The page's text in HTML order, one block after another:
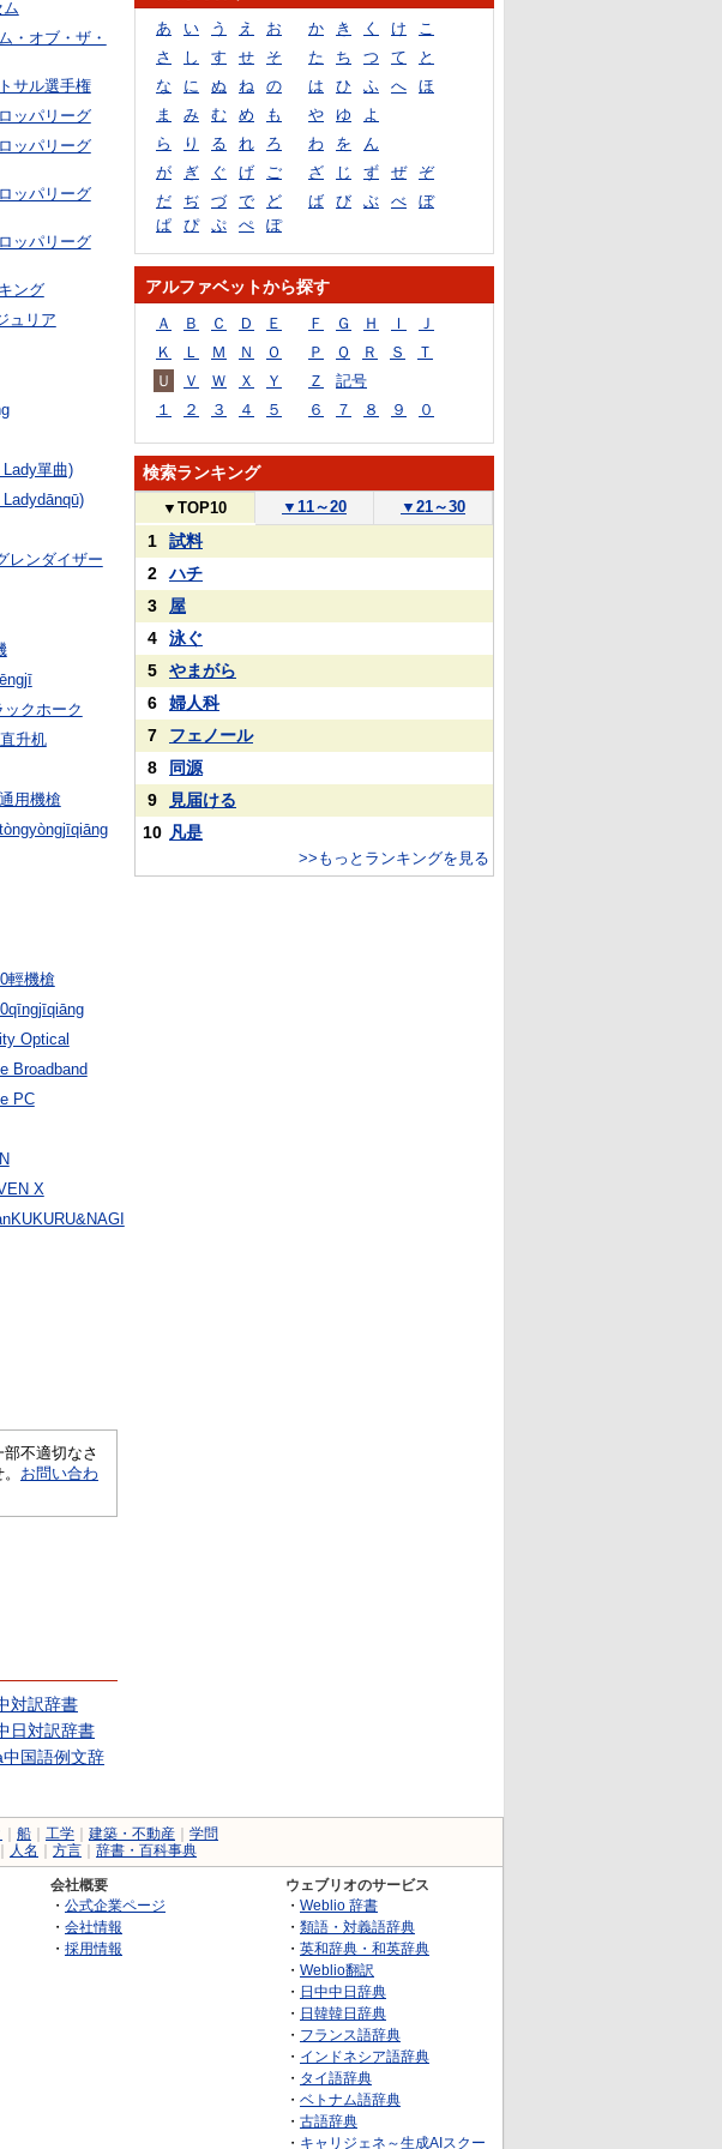
ム
・オブ・ザ・
サル選手権
ッパリーグ
ッパリーグ
ッパリーグ
ッパリーグ
ング
ュリア
單曲)
レンダイザー
ックホーク
升机
用機槍
輕機槍
Optical
Broadband
PC
X
不適切なさ
お問い合わ
対訳辞書
日対訳辞書
国語例文辞
あ い う え お か き く け
こ
さ
し す せ そ た ち つ て
と
な
に ぬ ね の は ひ ふ へ
ほ
ま
み む め も や ゆ
よ
ら
り る れ ろ わ を
ん
が
ぎ ぐ げ ご ざ じ ず ぜ
ぞ
だ
ぢ づ で ど ば び ぶ べ
ぼ
ぱ
ぴ ぷ ぺ ぽ
アルファベットから探す
Ａ Ｂ Ｃ Ｄ Ｅ Ｆ Ｇ Ｈ Ｉ
Ｊ
Ｋ
Ｌ Ｍ Ｎ Ｏ Ｐ Ｑ Ｒ Ｓ
Ｔ
Ｕ
Ｖ Ｗ Ｘ Ｙ Ｚ
記号
１
２ ３ ４ ５ ６ ７ ８ ９ ０
検索ランキング
▼ TOP10 ▼ 11～20 ▼ 21～30
1
試料
2
ハチ
3
屋
4
泳ぐ
5
やまがら
6
婦人科
7
フェノール
8
同源
9
見届ける
10 凡是
>>もっとランキングを見る
船 工学 建築・不動産
学問
人名 方言 辞書・百科事典
会社概要
・ 公式企業ページ
・ 会社情報
・ 採用情報
ウェブリオのサービス
・ Weblio 辞書
・ 類語・対義語辞典
・ 英和辞典・和英辞典
・ Weblio翻訳
・ 日中中日辞典
・ 日韓韓日辞典
・ フランス語辞典
・ インドネシア語辞典
・ タイ語辞典
・ ベトナム語辞典
・ 古語辞典
・ キャリジェネ～生成AIスクー